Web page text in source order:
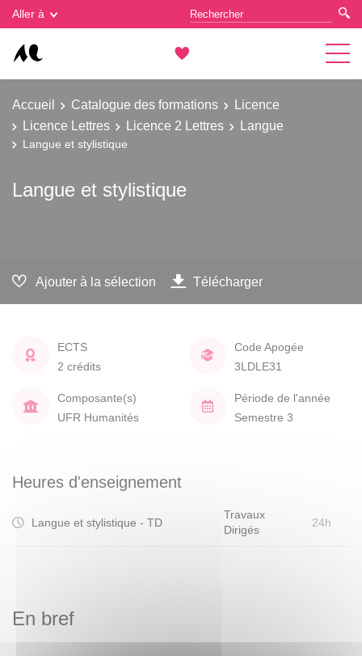
Aller à
Accueil Catalogue des formations
Licence
Licence Lettres
Licence 2 Lettres Langue
Langue et stylistique
Langue et stylistique
Ajouter à la sélection Télécharger
ECTS
2 crédits
Code Apogée
3LDLE31
Composante(s)
UFR Humanités
Période de l'année
Semestre 3
Heures d'enseignement
Langue et stylistique - TD
Travaux
Dirigés
24h
En bref
Gestion des cookies